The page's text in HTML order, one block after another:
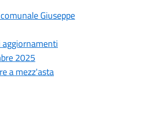
Giuseppe
aggiornamenti
2025
a mezz'asta